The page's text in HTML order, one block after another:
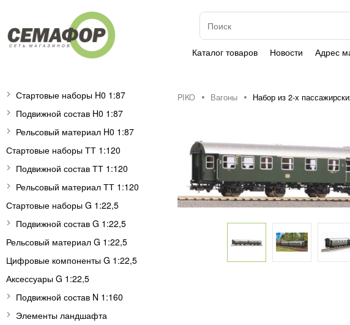
Каталог товаров Новости Адрес
Стартовые наборы H0 1:87
Подвижной состав H0 1:87
Рельсовый материал H0 1:87
Стартовые наборы ТТ 1:120
Подвижной состав ТТ 1:120
Рельсовый материал ТТ 1:120
Стартовые наборы G 1:22,5
Подвижной состав G 1:22,5
Рельсовый материал G 1:22,5
Цифровые компоненты G 1:22,5
Аксессуары G 1:22,5
Подвижной состав N 1:160
Элементы ландшафта
PIKO Вагоны Набор из 2-х